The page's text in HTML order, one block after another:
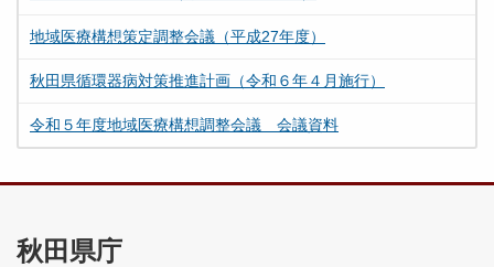
地域医療構想策定調整会議（平成27年度）
秋田県循環器病対策推進計画（令和６年４月施行）
令和５年度地域医療構想調整会議 会議資料
秋田県庁